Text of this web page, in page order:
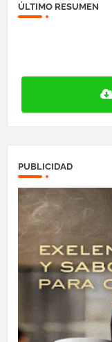
ÚLTIMO RESUMEN
PUBLICIDAD